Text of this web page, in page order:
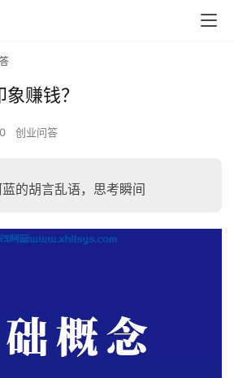
赚钱？
创业问答
的胡言乱语，思考瞬间